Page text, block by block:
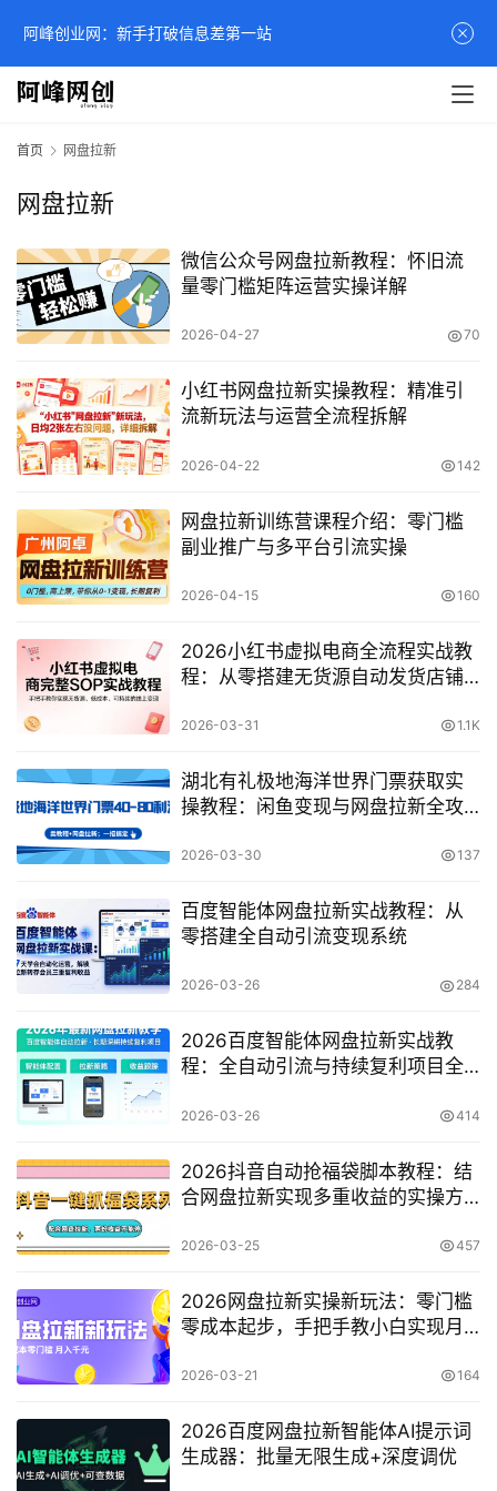
首页 网盘拉新
网盘拉新
微信公众号网盘拉新教程：怀旧流
量零门槛矩阵运营实操详解
2026-04-27 70
小红书网盘拉新实操教程：精准引
流新玩法与运营全流程拆解
2026-04-22 142
网盘拉新训练营课程介绍：零门槛
副业推广与多平台引流实操
2026-04-15 160
2026小红书虚拟电商全流程实战教
程：从零搭建无货源自动发货店铺
2026-03-31 1.1K
湖北有礼极地海洋世界门票获取实
操教程：闲鱼变现与网盘拉新全攻
2026-03-30 137
百度智能体网盘拉新实战教程：从
零搭建全自动引流变现系统
2026-03-26 284
2026百度智能体网盘拉新实战教
程：全自动引流与持续复利项目全
2026-03-26 414
2026抖音自动抢福袋脚本教程：结
合网盘拉新实现多重收益的实操方
2026-03-25 457
2026网盘拉新实操新玩法：零门槛
零成本起步，手把手教小白实现月
2026-03-21 164
2026百度网盘拉新智能体AI提示词
生成器：批量无限生成+深度调优
阿峰创业网：新手打破信息差第一站